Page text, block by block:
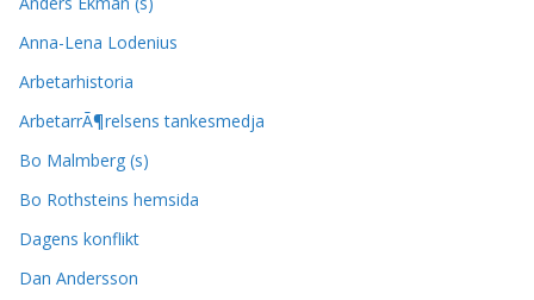
Anna-Lena Lodenius
Arbetarhistoria
ArbetarrÃ¶relsens tankesmedja
Bo Malmberg (s)
Bo Rothsteins hemsida
Dagens konflikt
Dan Andersson